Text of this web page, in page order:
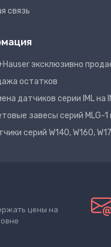
связь
эксклюзивно
остатков
датчиков серии IML на
завесы серий MLG-1
серий W140, W160,
цены на